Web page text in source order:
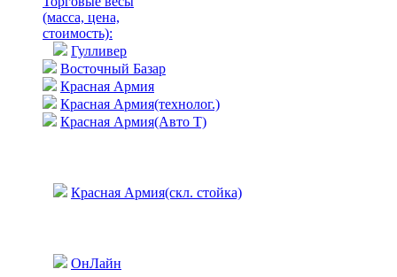
(масса, цена,
стоимость):
Гулливер
Восточный Базар
Красная Армия
Красная Армия(технолог.)
Красная Армия(Авто Т)
Красная Армия(скл. стойка)
ОнЛайн